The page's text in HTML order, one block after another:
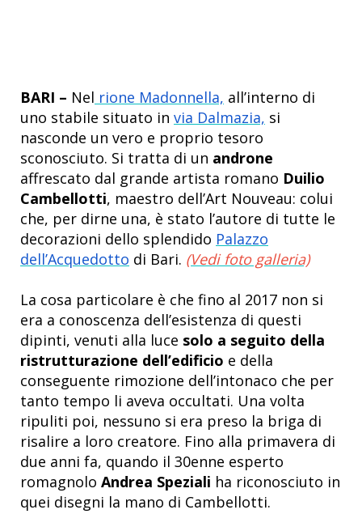
BARI – Nel rione Madonnella, all’interno di
uno stabile situato in via Dalmazia, si
nasconde un vero e proprio tesoro
sconosciuto. Si tratta di un androne
affrescato dal grande artista romano Duilio
Cambellotti, maestro dell’Art Nouveau: colui
che, per dirne una, è stato l’autore di tutte le
decorazioni dello splendido Palazzo
dell’Acquedotto di Bari. (Vedi foto galleria)
La cosa particolare è che fino al 2017 non si
era a conoscenza dell’esistenza di questi
dipinti, venuti alla luce solo a seguito della
ristrutturazione dell’edificio e della
conseguente rimozione dell’intonaco che per
tanto tempo li aveva occultati. Una volta
ripuliti poi, nessuno si era preso la briga di
risalire a loro creatore. Fino alla primavera di
due anni fa, quando il 30enne esperto
romagnolo Andrea Speziali ha riconosciuto in
quei disegni la mano di Cambellotti.